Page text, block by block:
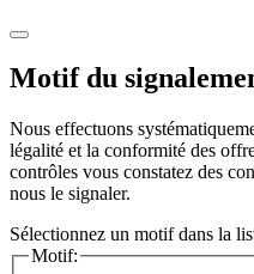
Motif du
Nous effectuons
légalité et la conformité des
contrôles vous constatez des
nous le signaler.
Sélectionnez un motif dans la
Motif: